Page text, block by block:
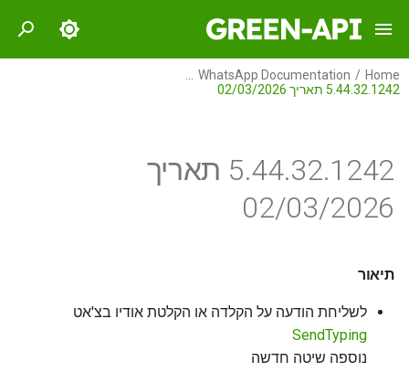
I
n
t
Home
WhatsApp Documentation
5.44.32.1242 תאריך 02/03/2026
GREEN-API: WABA
GREEN-API: GPT
GREEN-API: Telegram
משימות
תקלות
5.44.32.1242 תאריך
02/03/2026
תיאור
לשליחת הודעה על הקלדה או הקלטת אודיו בצ'אט
SendTyping
נוספה שיטה חדשה